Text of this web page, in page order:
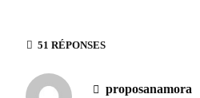
51 RÉPONSES
proposanamora